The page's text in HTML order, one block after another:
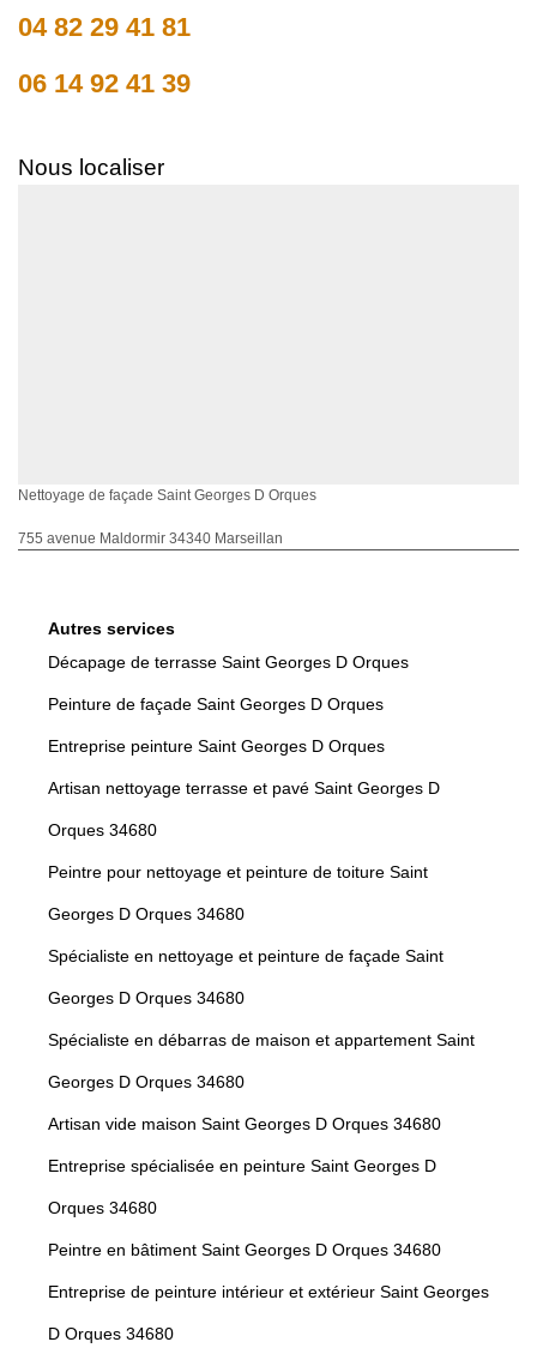
04 82 29 41 81
06 14 92 41 39
Nous localiser
Nettoyage de façade Saint Georges D Orques
755 avenue Maldormir 34340 Marseillan
Autres services
Décapage de terrasse Saint Georges D Orques
Peinture de façade Saint Georges D Orques
Entreprise peinture Saint Georges D Orques
Artisan nettoyage terrasse et pavé Saint Georges D
Orques 34680
Peintre pour nettoyage et peinture de toiture Saint
Georges D Orques 34680
Spécialiste en nettoyage et peinture de façade Saint
Georges D Orques 34680
Spécialiste en débarras de maison et appartement Saint
Georges D Orques 34680
Artisan vide maison Saint Georges D Orques 34680
Entreprise spécialisée en peinture Saint Georges D
Orques 34680
Peintre en bâtiment Saint Georges D Orques 34680
Entreprise de peinture intérieur et extérieur Saint Georges
D Orques 34680